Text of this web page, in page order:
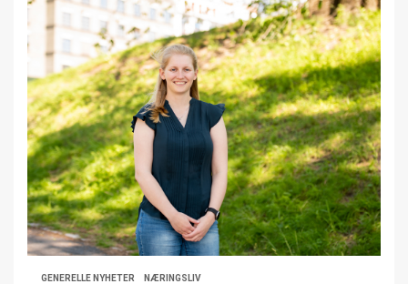
GENERELLE NYHETER NÆRINGSLIV